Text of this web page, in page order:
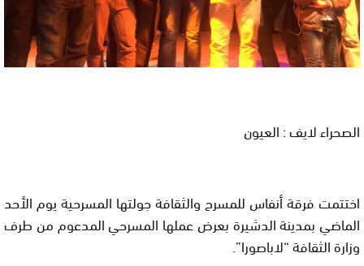
الصحراء لايف : العيون
اختتمت فرقة أنفاس للمسرح والثقافة جولتها المسرحية يوم الأحد
الماضي بمدينة الدشيرة بعرض عملها المسرحي المدعوم من طرف
وزارة الثقافة “لاباصورا”.